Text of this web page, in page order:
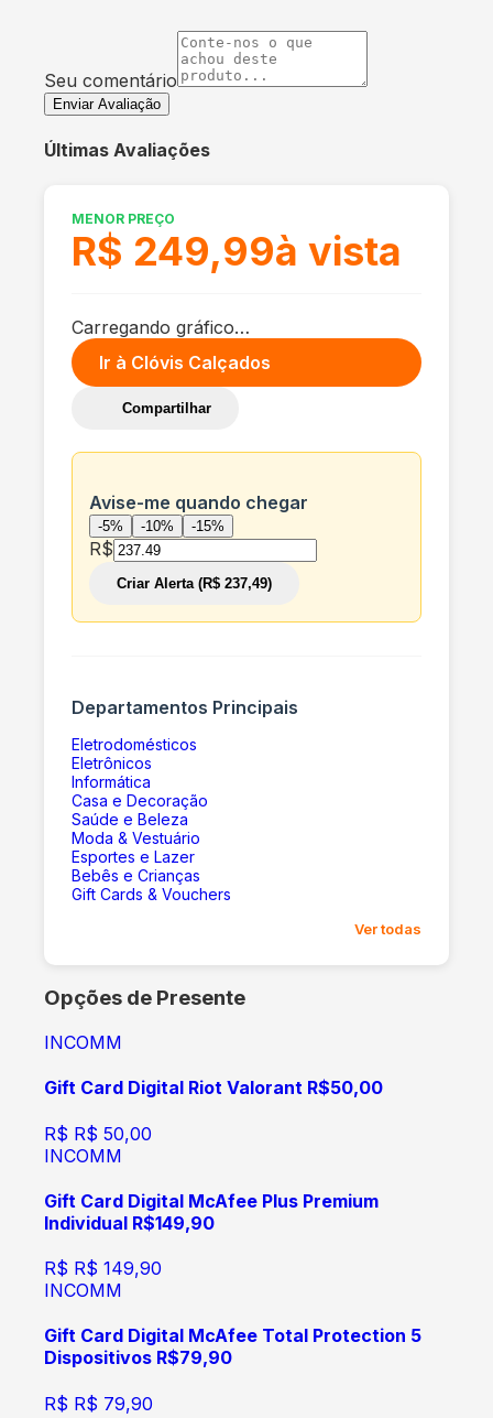
Seu comentário
Enviar Avaliação
Últimas Avaliações
MENOR PREÇO
R$ 249,99à vista
Carregando gráfico…
Ir à Clóvis Calçados
Compartilhar
Avise-me quando chegar
-5% -10% -15%
R$
Criar Alerta (R$ 237,49)
Departamentos Principais
Eletrodomésticos
Eletrônicos
Informática
Casa e Decoração
Saúde e Beleza
Moda & Vestuário
Esportes e Lazer
Bebês e Crianças
Gift Cards & Vouchers
Ver todas
Opções de Presente
INCOMM
Gift Card Digital Riot Valorant R$50,00
R$ R$ 50,00
INCOMM
Gift Card Digital McAfee Plus Premium
Individual R$149,90
R$ R$ 149,90
INCOMM
Gift Card Digital McAfee Total Protection 5
Dispositivos R$79,90
R$ R$ 79,90